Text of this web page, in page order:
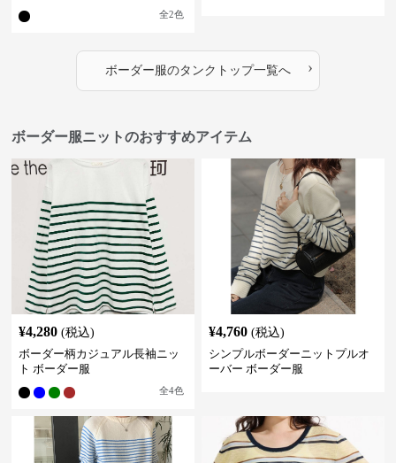
全2色
ボーダー服のタンクトップ一覧へ ›
ボーダー服ニットのおすすめアイテム
¥4,280 (税込)
ボーダー柄カジュアル長袖ニッ
ト ボーダー服
全4色
¥4,760 (税込)
シンプルボーダーニットプルオ
ーバー ボーダー服